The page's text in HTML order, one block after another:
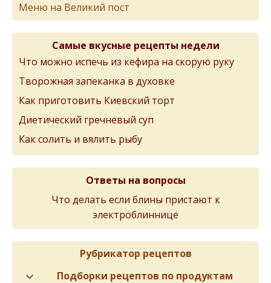
Меню на Великий пост
Самые вкусные рецепты недели
Что можно испечь из кефира на скорую руку
Творожная запеканка в духовке
Как приготовить Киевский торт
Диетический гречневый суп
Как солить и вялить рыбу
Ответы на вопросы
Что делать если блины пристают к
электроблиннице
Рубрикатор рецептов
Подборки рецептов по продуктам